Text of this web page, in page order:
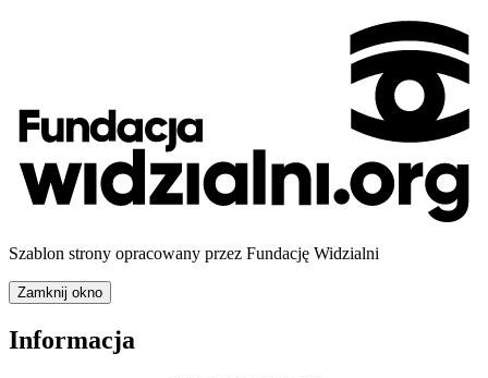
Szablon strony opracowany przez Fundację Widzialni
Zamknij okno
Informacja